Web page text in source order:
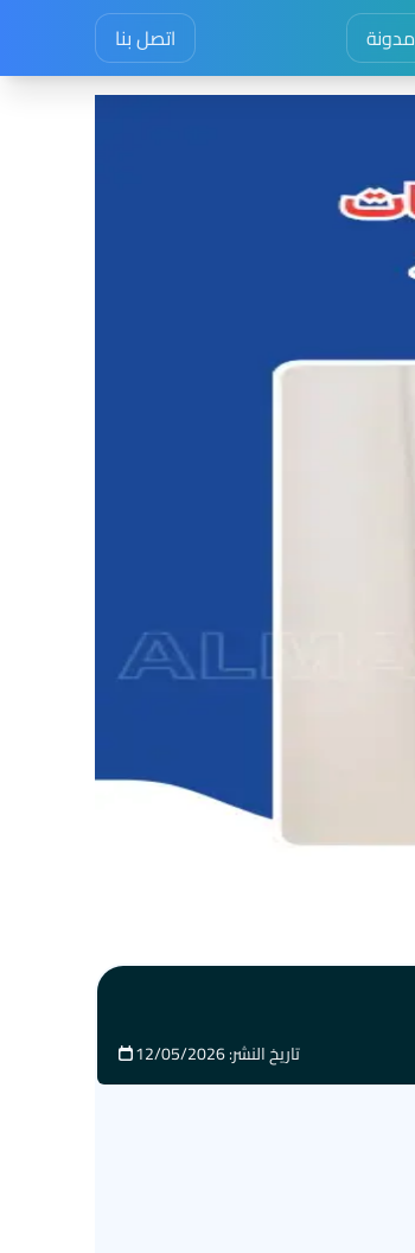
مدونة اتصل بنا
تاريخ النشر: 12/05/2026